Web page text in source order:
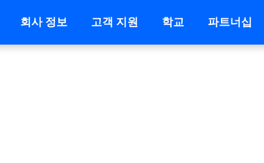
회사 정보 고객 지원 학교 파트너십